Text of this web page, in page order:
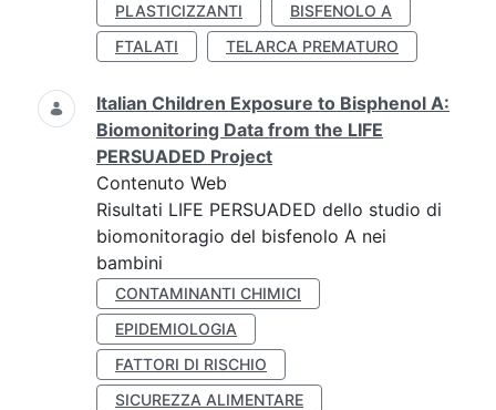
PLASTICIZZANTI
BISFENOLO A
FTALATI
TELARCA PREMATURO
Italian Children Exposure to Bisphenol A:
Biomonitoring Data from the LIFE
PERSUADED Project
Contenuto Web
Risultati LIFE PERSUADED dello studio di
biomonitoragio del bisfenolo A nei
bambini
CONTAMINANTI CHIMICI
EPIDEMIOLOGIA
FATTORI DI RISCHIO
SICUREZZA ALIMENTARE